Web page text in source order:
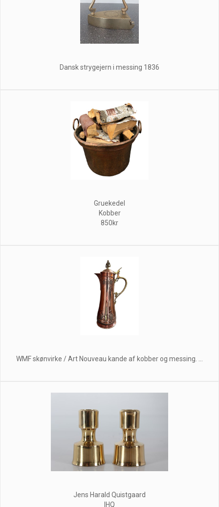
Dansk strygejern i messing 1836
Gruekedel
Kobber
850kr
WMF skønvirke / Art Nouveau kande af kobber og messing. ...
Jens Harald Quistgaard
IHQ